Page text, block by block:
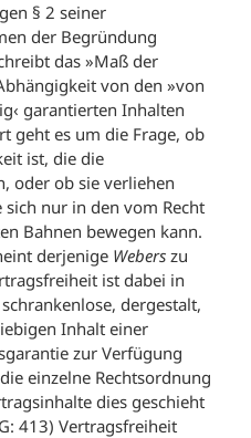
§ 2 seiner
der Begründung
das »Maß der
von den »von
garantierten Inhalten
geht es um die Frage, ob
ist, die die
oder ob sie verliehen
nur in den vom Recht
Bahnen bewegen kann.
derjenige Webers zu
ist dabei in
dergestalt,
Inhalt einer
zur Verfügung
einzelne Rechtsordnung
dies geschieht
413) Vertragsfreiheit